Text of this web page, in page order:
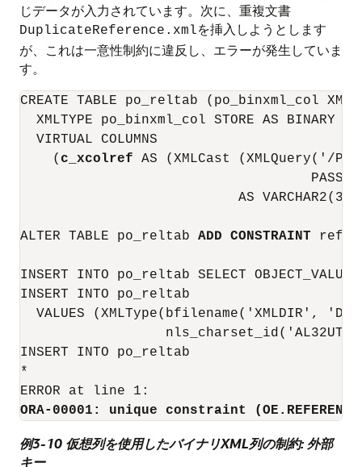
じデータが入力されています。次に、重複文書
DuplicateReference.xmlを挿入しようとします
が、これは一意性制約に違反し、エラーが発生していま
す。
CREATE TABLE po_reltab (po_binxml_col
XMLTYPE po_binxml_col STORE AS BINARY
  VIRTUAL COLUMNS
    (
c_xcolref AS (XMLCast (XMLQuery('/
AS
ALTER TABLE po_reltab ADD CONSTRAINT
INSERT INTO po_reltab SELECT
INSERT INTO po_reltab
VALUES (XMLType(bfilename('XMLDIR',
INSERT INTO po_reltab
*
ORA-00001: unique constraint
例3-10 仮想列を使用したバイナリXML列の制約: 外部
キー